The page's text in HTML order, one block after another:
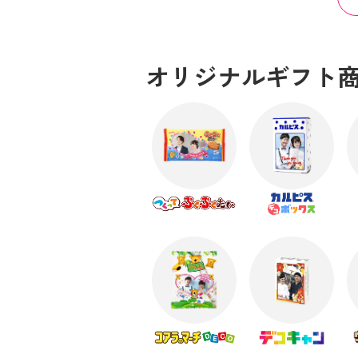
オリジナルギフト